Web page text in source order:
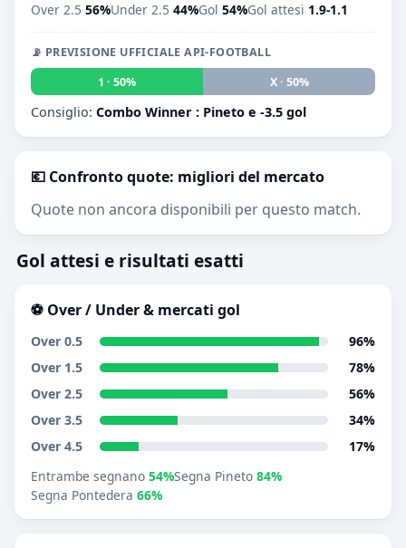
Over 2.5 56%Under 2.5 44%Gol 54%Gol attesi 1.9-1.1
📡 PREVISIONE UFFICIALE API-FOOTBALL
1 · 50%
X · 50%
Consiglio: Combo Winner : Pineto e -3.5 gol
💶 Confronto quote: migliori del mercato
Quote non ancora disponibili per questo match.
Gol attesi e risultati esatti
⚽ Over / Under & mercati gol
Over 0.5
96%
Over 1.5
78%
Over 2.5
56%
Over 3.5
34%
Over 4.5
17%
Entrambe segnano 54%Segna Pineto 84%
Segna Pontedera 66%